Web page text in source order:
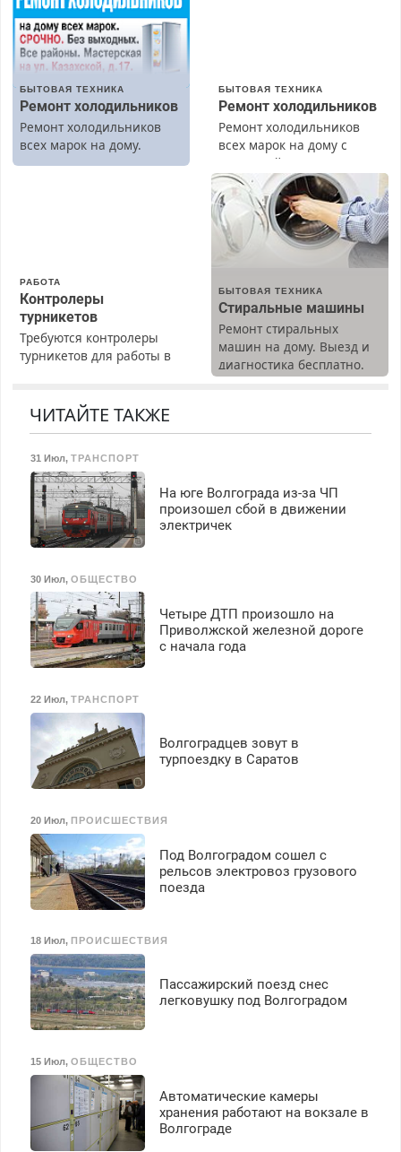
БЫТОВАЯ ТЕХНИКА
Ремонт холодильников
Ремонт холодильников
всех марок на дому.
БЫТОВАЯ ТЕХНИКА
Ремонт холодильников
Ремонт холодильников
всех марок на дому с
гарантией. Замена
резины. Качественно.
Недорого. Без выходных.
Все районы. Скидка.
Вызов бесплатный.
РАБОТА
Контролеры
турникетов
Требуются контролеры
турникетов для работы в
Прием по ТК РФ. График
З/п – до 96000 рублей до
вычета налогов.
Ежемесячно
выплачивается денежная
премия. Возможно
бесплатное обучение,
работа инспектором по
транспортной
безопасности с з/п до
125000 руб.
БЫТОВАЯ ТЕХНИКА
Стиральные машины
Ремонт стиральных
машин на дому. Выезд и
диагностика бесплатно.
ЧИТАЙТЕ ТАКЖЕ
31 Июл, ТРАНСПОРТ
На юге Волгограда из-за ЧП
произошел сбой в движении
электричек
30 Июл, ОБЩЕСТВО
Четыре ДТП произошло на
Приволжской железной дороге
с начала года
22 Июл, ТРАНСПОРТ
Волгоградцев зовут в
турпоездку в Саратов
20 Июл, ПРОИСШЕСТВИЯ
Под Волгоградом сошел с
рельсов электровоз грузового
поезда
18 Июл, ПРОИСШЕСТВИЯ
Пассажирский поезд снес
легковушку под Волгоградом
15 Июл, ОБЩЕСТВО
Автоматические камеры
хранения работают на вокзале в
Волгограде